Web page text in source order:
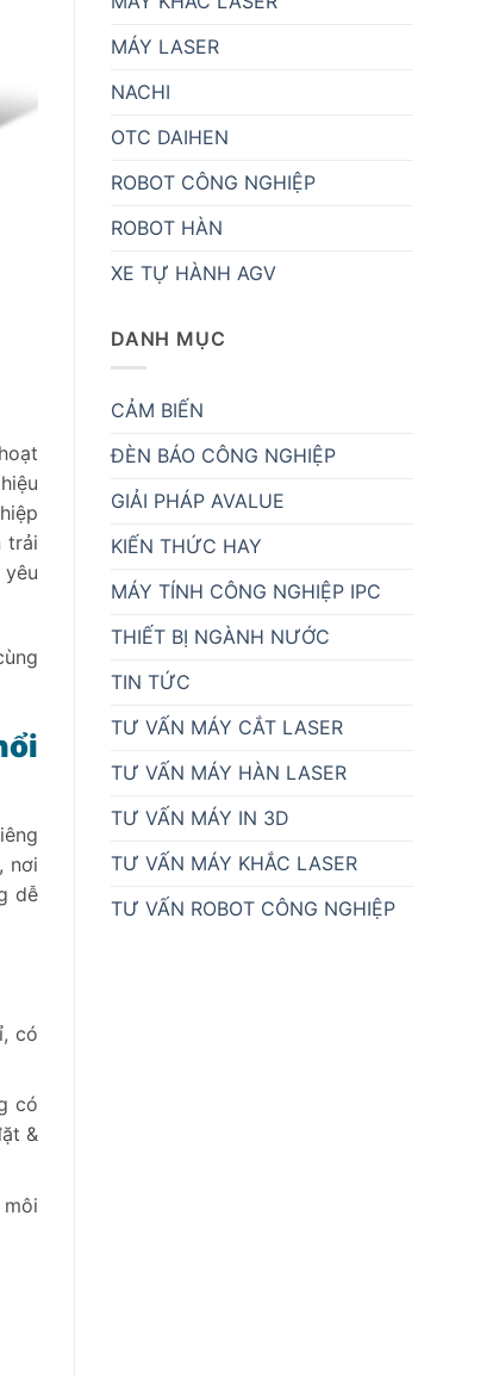
trải
nơi
dễ
có
có
&
MÁY LASER
NACHI
OTC DAIHEN
ROBOT CÔNG NGHIỆP
ROBOT HÀN
XE TỰ HÀNH AGV
DANH MỤC
CẢM BIẾN
ĐÈN BÁO CÔNG NGHIỆP
GIẢI PHÁP AVALUE
KIẾN THỨC HAY
MÁY TÍNH CÔNG NGHIỆP IPC
THIẾT BỊ NGÀNH NƯỚC
TIN TỨC
TƯ VẤN MÁY CẮT LASER
TƯ VẤN MÁY HÀN LASER
TƯ VẤN MÁY IN 3D
TƯ VẤN MÁY KHẮC LASER
TƯ VẤN ROBOT CÔNG NGHIỆP